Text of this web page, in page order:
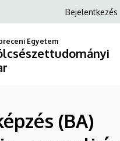
Anonim
fiók
menüje
Bejelentkezés
Egyetem
(BA)